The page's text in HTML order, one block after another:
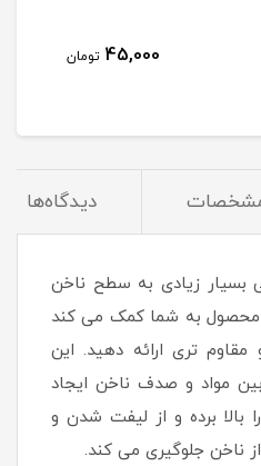
45,000 تومان
دیدگاه‌ها
زیادی به سطح ناخن
محصول به شما کمک می کند
تری ارائه دهید. این
مواد و صدف ناخن ایجاد
برده و از لیفت شدن و
ناخن جلوگیری می کند.